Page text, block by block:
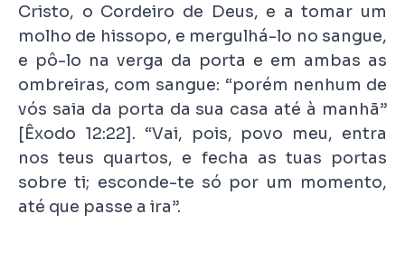
Cristo, o Cordeiro de Deus, e a tomar um
molho de hissopo, e mergulhá-lo no sangue,
e pô-lo na verga da porta e em ambas as
ombreiras, com sangue: “porém nenhum de
vós saia da porta da sua casa até à manhã”
[Êxodo 12:22]. “Vai, pois, povo meu, entra
nos teus quartos, e fecha as tuas portas
sobre ti; esconde-te só por um momento,
até que passe a ira”.